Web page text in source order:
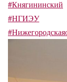
#Княгининский
#НГИЭУ